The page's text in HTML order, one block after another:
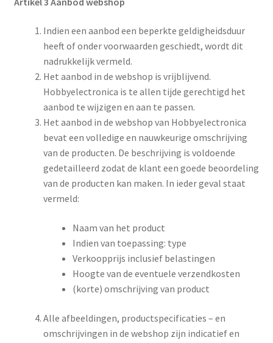
Indien een aanbod een beperkte geldigheidsduur
heeft of onder voorwaarden geschiedt, wordt dit
nadrukkelijk vermeld.
Het aanbod in de webshop is vrijblijvend.
Hobbyelectronica is te allen tijde gerechtigd het
aanbod te wijzigen en aan te passen.
Het aanbod in de webshop van Hobbyelectronica
bevat een volledige en nauwkeurige omschrijving
van de producten. De beschrijving is voldoende
gedetailleerd zodat de klant een goede beoordeling
van de producten kan maken. In ieder geval staat
vermeld:
Naam van het product
Indien van toepassing: type
Verkoopprijs inclusief belastingen
Hoogte van de eventuele verzendkosten
(korte) omschrijving van product
Alle afbeeldingen, productspecificaties – en
omschrijvingen in de webshop zijn indicatief en